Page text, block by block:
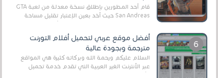
قام أحد المطورين بإطلاق نسخة معدلة من لعبة GTA
San Andreas حيث أخد بعين الإعتبار تقليل مساحة
أفضل موقع عربي لتحميل أفلام التورنت
مترجمة وبجودة عالية
السلام عليكم ورحمة الله وبركاته كثيرة هي المواقع
عبر الأنترنت الغير العربية التي تقدم خدمة تحميل